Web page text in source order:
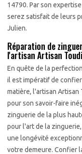
14790. Par son
serez satisfait de leurs
Julien.
Réparation de
l'artisan Artisan
En quête de la
il est impératif de
matière, l'artisan Artisan
pour son savoir-faire
zinguerie de la plus
pour l'art de la
une longévité
votre demeure. Confier